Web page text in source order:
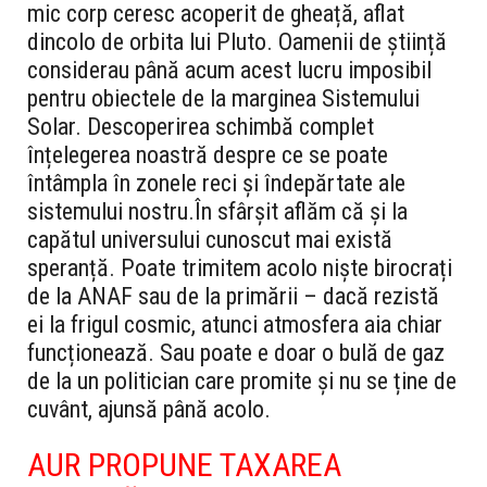
mic corp ceresc acoperit de gheață, aflat
dincolo de orbita lui Pluto. Oamenii de știință
considerau până acum acest lucru imposibil
pentru obiectele de la marginea Sistemului
Solar. Descoperirea schimbă complet
înțelegerea noastră despre ce se poate
întâmpla în zonele reci și îndepărtate ale
sistemului nostru.În sfârșit aflăm că și la
capătul universului cunoscut mai există
speranță. Poate trimitem acolo niște birocrați
de la ANAF sau de la primării – dacă rezistă
ei la frigul cosmic, atunci atmosfera aia chiar
funcționează. Sau poate e doar o bulă de gaz
de la un politician care promite și nu se ține de
cuvânt, ajunsă până acolo.
AUR PROPUNE TAXAREA